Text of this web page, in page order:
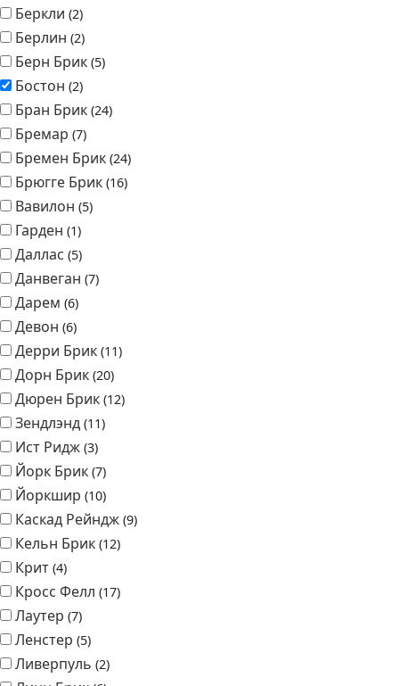
Беркли 2
Берлин 2
Берн Брик 5
Бостон 2
Бран Брик 24
Бремар 7
Бремен Брик 24
Брюгге Брик 16
Вавилон 5
Гарден 1
Даллас 5
Данвеган 7
Дарем 6
Девон 6
Дерри Брик 11
Дорн Брик 20
Дюрен Брик 12
Зендлэнд 11
Ист Ридж 3
Йорк Брик 7
Йоркшир 10
Каскад Рейндж 9
Кельн Брик 12
Крит 4
Кросс Фелл 17
Лаутер 7
Ленстер 5
Ливерпуль 2